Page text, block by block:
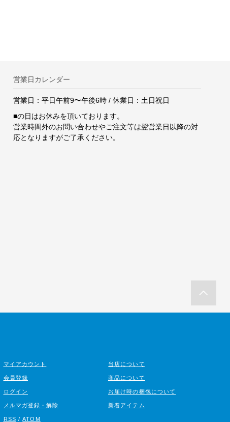
営業日カレンダー
営業日：平日午前9〜午後6時 / 休業日：土日祝日
■の日はお休みを頂いております。
営業時間外のお問い合わせやご注文等は翌営業日以降の対
応となりますがご了承ください。
マイアカウント
会員登録
ログイン
メルマガ登録・解除
RSS /ATOM
当店について
商品について
お届け時の梱包について
新着アイテム